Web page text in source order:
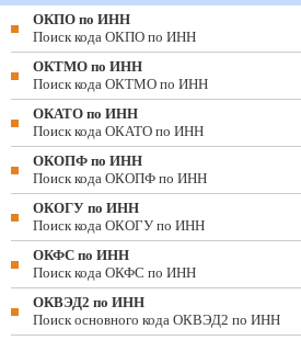
ОКПО по ИНН
Поиск кода ОКПО по ИНН
ОКТМО по ИНН
Поиск кода ОКТМО по ИНН
ОКАТО по ИНН
Поиск кода ОКАТО по ИНН
ОКОПФ по ИНН
Поиск кода ОКОПФ по ИНН
ОКОГУ по ИНН
Поиск кода ОКОГУ по ИНН
ОКФС по ИНН
Поиск кода ОКФС по ИНН
ОКВЭД2 по ИНН
Поиск основного кода ОКВЭД2 по ИНН